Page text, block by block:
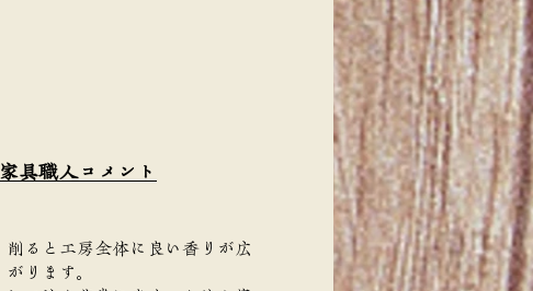
家具職人コメント
削ると工房全体に良い香りが広
がります。